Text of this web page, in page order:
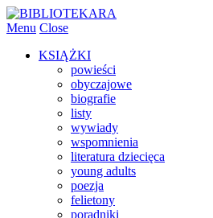
Menu Close
KSIĄŻKI
powieści
obyczajowe
biografie
listy
wywiady
wspomnienia
literatura dziecięca
young adults
poezja
felietony
poradniki